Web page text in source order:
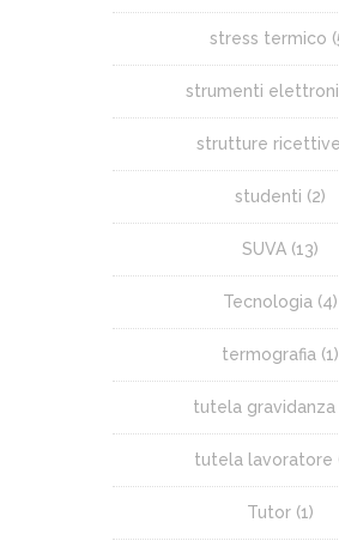
stress termico
strumenti
strutture ricettive
studenti (2)
SUVA (13)
Tecnologia (4)
termografia (1)
tutela gravidanza
tutela lavoratore
Tutor (1)